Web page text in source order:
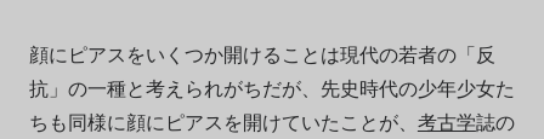
顔にピアスをいくつか開けることは現代の若者の「反
抗」の一種と考えられがちだが、先史時代の少年少女た
ちも同様に顔にピアスを開けていたことが、 考古学誌の